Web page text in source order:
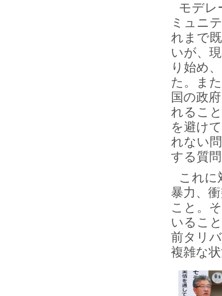
モデレ
ミュニ
れまで
いが、
り始め
た。ま
国の政
れるこ
を避け
れない
する質
これに
暴力、
こと。
いるこ
前タリ
複雑な